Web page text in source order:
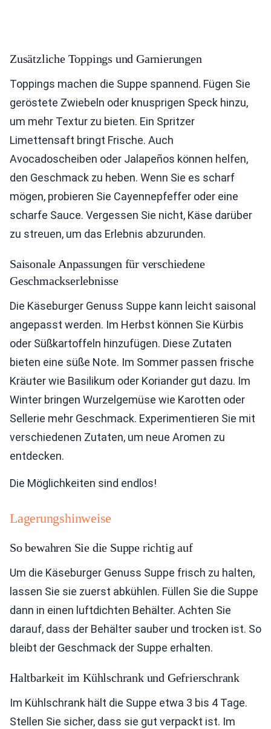
Zusätzliche Toppings und Garnierungen
Toppings machen die Suppe spannend. Fügen Sie
geröstete Zwiebeln oder knusprigen Speck hinzu,
um mehr Textur zu bieten. Ein Spritzer
Limettensaft bringt Frische. Auch
Avocadoscheiben oder Jalapeños können helfen,
den Geschmack zu heben. Wenn Sie es scharf
mögen, probieren Sie Cayennepfeffer oder eine
scharfe Sauce. Vergessen Sie nicht, Käse darüber
zu streuen, um das Erlebnis abzurunden.
Saisonale Anpassungen für verschiedene
Geschmackserlebnisse
Die Käseburger Genuss Suppe kann leicht saisonal
angepasst werden. Im Herbst können Sie Kürbis
oder Süßkartoffeln hinzufügen. Diese Zutaten
bieten eine süße Note. Im Sommer passen frische
Kräuter wie Basilikum oder Koriander gut dazu. Im
Winter bringen Wurzelgemüse wie Karotten oder
Sellerie mehr Geschmack. Experimentieren Sie mit
verschiedenen Zutaten, um neue Aromen zu
entdecken.
Die Möglichkeiten sind endlos!
Lagerungshinweise
So bewahren Sie die Suppe richtig auf
Um die Käseburger Genuss Suppe frisch zu halten,
lassen Sie sie zuerst abkühlen. Füllen Sie die Suppe
dann in einen luftdichten Behälter. Achten Sie
darauf, dass der Behälter sauber und trocken ist. So
bleibt der Geschmack der Suppe erhalten.
Haltbarkeit im Kühlschrank und Gefrierschrank
Im Kühlschrank hält die Suppe etwa 3 bis 4 Tage.
Stellen Sie sicher, dass sie gut verpackt ist. Im